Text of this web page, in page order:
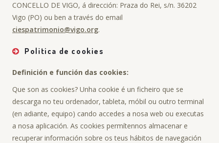
CONCELLO DE VIGO, á dirección: Praza do Rei, s/n. 36202
Vigo (PO) ou ben a través do email
ciespatrimonio@vigo.org.
Politica de cookies
Definición e función das cookies:
Que son as cookies? Unha cookie é un ficheiro que se
descarga no teu ordenador, tableta, móbil ou outro terminal
(en adiante, equipo) cando accedes a nosa web ou executas
a nosa aplicación. As cookies permítennos almacenar e
recuperar información sobre os teus hábitos de navegación